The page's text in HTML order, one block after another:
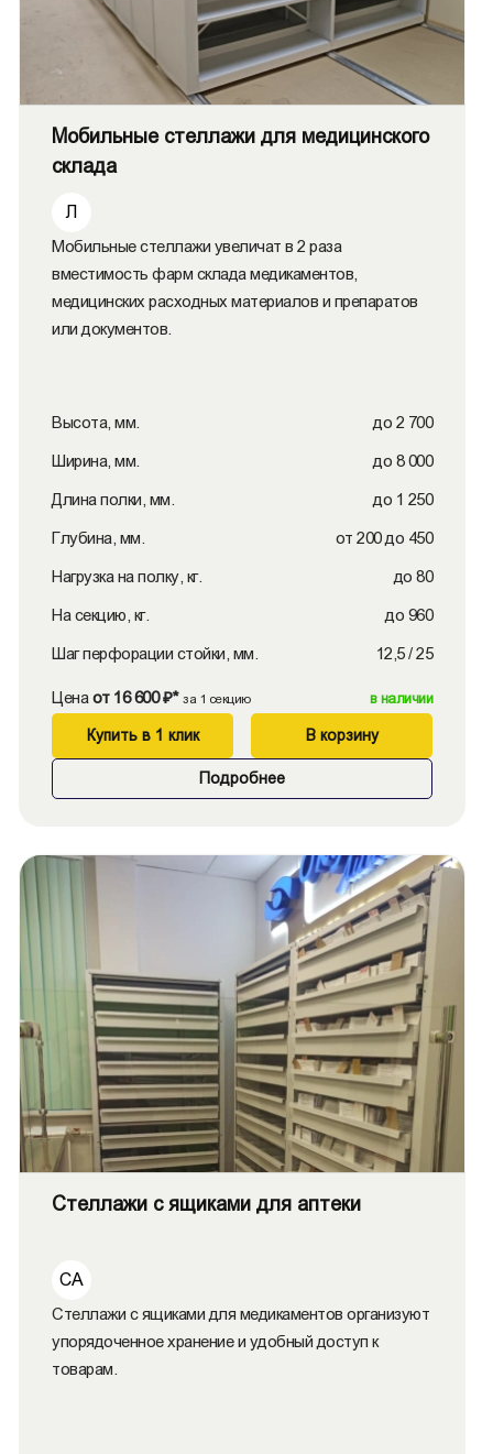
Мобильные стеллажи для медицинского
склада
Л
Мобильные стеллажи увеличат в 2 раза
вместимость фарм склада медикаментов,
медицинских расходных материалов и препаратов
или документов.
Высота, мм. до 2 700
Ширина, мм. до 8 000
Длина полки, мм. до 1 250
Глубина, мм. от 200 до 450
Нагрузка на полку, кг. до 80
На секцию, кг. до 960
Шаг перфорации стойки, мм. 12,5 / 25
Цена от 16 600 ₽* за 1 секцию в наличии
Купить в 1 клик В корзину
Подробнее
Стеллажи с ящиками для аптеки
СА
Стеллажи с ящиками для медикаментов организуют
упорядоченное хранение и удобный доступ к
товарам.